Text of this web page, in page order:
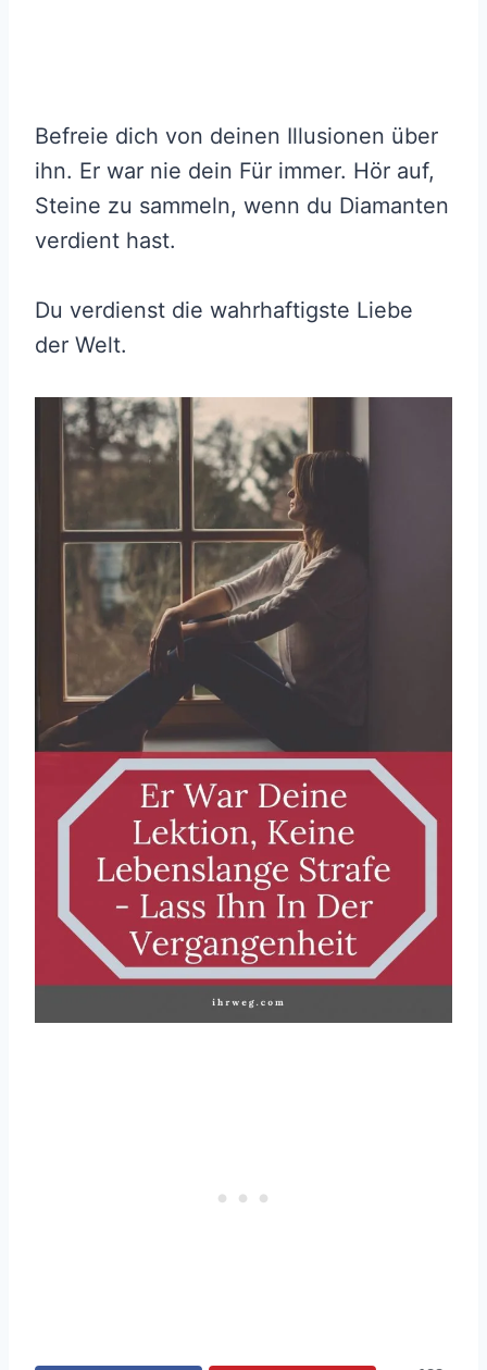
Befreie dich von deinen Illusionen über
ihn. Er war nie dein Für immer. Hör auf,
Steine zu sammeln, wenn du Diamanten
verdient hast.
Du verdienst die wahrhaftigste Liebe
der Welt.